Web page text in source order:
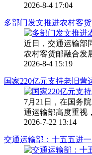
2026-8-4 17:04
多部门发文推进农村客
近日，交通运输部
农村客货邮融合发
2026-8-4 15:19
国家220亿元支持老旧营
7月21日，在国务
通运输部高度重视
2026-7-22 13:14
交通运输部：十五五进